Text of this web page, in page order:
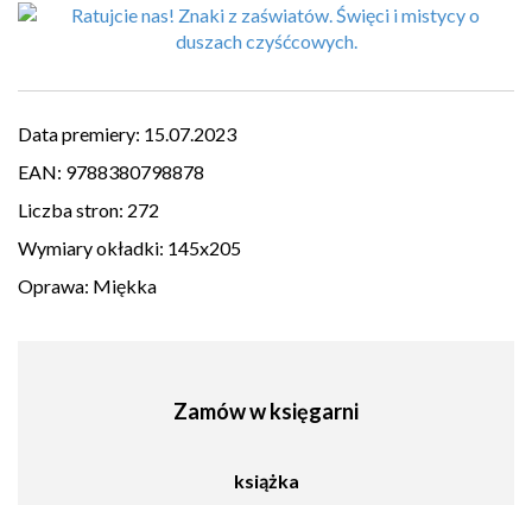
Data premiery: 15.07.2023
EAN: 9788380798878
Liczba stron: 272
Wymiary okładki: 145x205
Oprawa: Miękka
Zamów w księgarni
książka